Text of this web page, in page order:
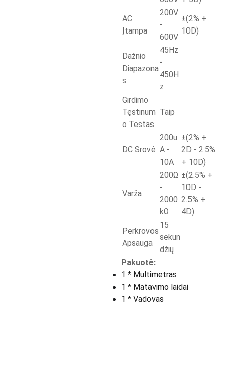
AC
Įtampa
200V
-
600V
±(2% +
10D)
Dažnio
Diapazona
s
45Hz
-
450H
z
Girdimo
Tęstinum
o Testas
Taip
DC Srovė
200u
A -
10A
±(2% +
2D - 2.5%
+ 10D)
Varža
200Ω
-
2000
kΩ
±(2.5% +
10D -
2.5% +
4D)
Perkrovos
Apsauga
15
sekun
džių
Pakuotė:
1 * Multimetras
1 * Matavimo laidai
1 * Vadovas